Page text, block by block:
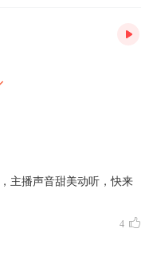
主播声音甜美动听，快来
4